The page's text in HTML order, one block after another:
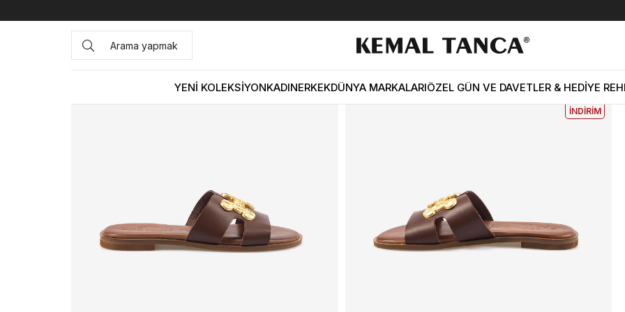
YENİ KOLEKSİYONKADINERKEKDÜNYA MARKALARIÖZEL GÜN VE DAVETLER & HEDİYE
Anasayfa KADIN AYAKKABI Terlik Caryatis Kadın Terlik 62081
KODUYLA
%5
İNDİRİM